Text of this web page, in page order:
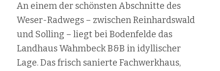
An einem der schönsten Abschnitte des
Weser-Radwegs – zwischen Reinhardswald
und Solling – liegt bei Bodenfelde das
Landhaus Wahmbeck B&B in idyllischer
Lage. Das frisch sanierte Fachwerkhaus,